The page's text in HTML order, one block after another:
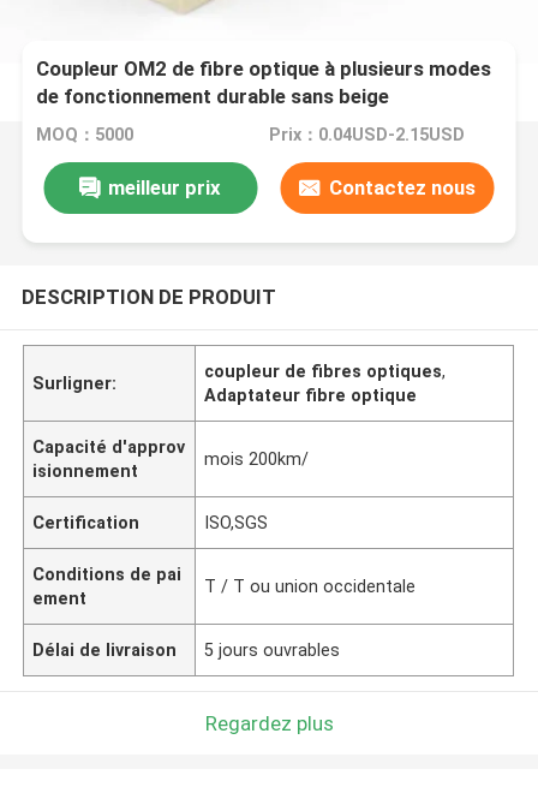
Coupleur OM2 de fibre optique à plusieurs modes
de fonctionnement durable sans beige
d'adaptateur de Sc de bride
MOQ：5000 Prix：0.04USD-2.15USD
meilleur prix Contactez nous
DESCRIPTION DE PRODUIT
Surligner:
coupleur de fibres optiques,
Adaptateur fibre optique
Capacité d'approv
isionnement
mois 200km/
Certification ISO,SGS
Conditions de pai
ement
T / T ou union occidentale
Délai de livraison 5 jours ouvrables
Regardez plus